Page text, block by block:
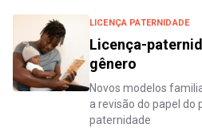
LICENÇA PATERNIDADE
Licença-
gênero
Novos modelos
a revisão do papel do
paternidade